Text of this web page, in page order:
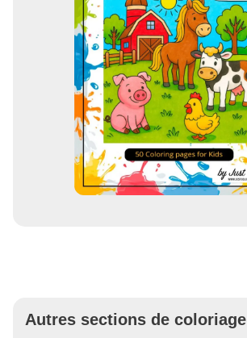
Autres sections de coloriage